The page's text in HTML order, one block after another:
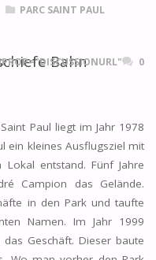
PARC SAINT PAUL
Bahn 0
Paul liegt im Jahr 1978
ein kleines Ausflugsziel mit
entstand. Fünf Jahre
Campion das Gelände.
in den Park und taufte
Namen. Im Jahr 1999
Geschäft. Dieser baute